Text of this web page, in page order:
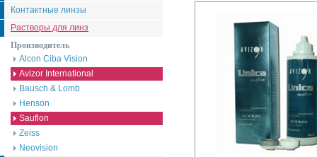
Контактные линзы
Растворы для линз
Производитель
Alcon Ciba Vision
Avizor International
Bausch & Lomb
Henson
Sauflon
Zeiss
Neovision